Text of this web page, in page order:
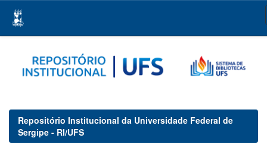
navigation
Repositório Institucional da Universidade Federal de
Sergipe - RI/UFS